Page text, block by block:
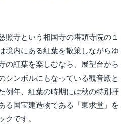
照寺という相国寺の塔頭寺院の１
境内にある紅葉を散策しながらゆ
の紅葉を楽しむなら、展望台から
シンボルにもなっている観音殿と
例年、紅葉の時期には秋の特別拝
る国宝建造物である「東求堂」を
クです。